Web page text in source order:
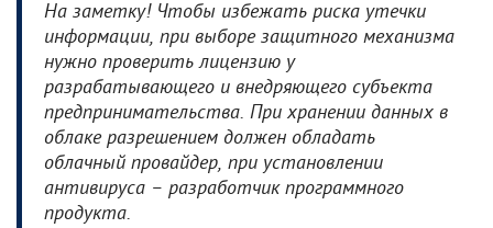
На заметку! Чтобы избежать риска утечки
информации, при выборе защитного механизма
нужно проверить лицензию у
разрабатывающего и внедряющего субъекта
предпринимательства. При хранении данных в
облаке разрешением должен обладать
облачный провайдер, при установлении
антивируса – разработчик программного
продукта.